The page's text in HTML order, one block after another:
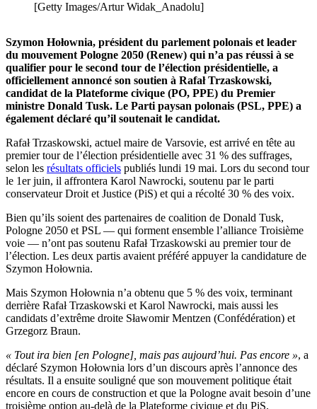
[Getty Images/Artur Widak_Anadolu]
Szymon Hołownia, président du parlement polonais et leader
du mouvement Pologne 2050 (Renew) qui n’a pas réussi à se
qualifier pour le second tour de l’élection présidentielle, a
officiellement annoncé son soutien à Rafał Trzaskowski,
candidat de la Plateforme civique (PO, PPE) du Premier
ministre Donald Tusk. Le Parti paysan polonais (PSL, PPE) a
également déclaré qu’il soutenait le candidat.
Rafał Trzaskowski, actuel maire de Varsovie, est arrivé en tête au
premier tour de l’élection présidentielle avec 31 % des suffrages,
selon les résultats officiels publiés lundi 19 mai. Lors du second tour
le 1er juin, il affrontera Karol Nawrocki, soutenu par le parti
conservateur Droit et Justice (PiS) et qui a récolté 30 % des voix.
Bien qu’ils soient des partenaires de coalition de Donald Tusk,
Pologne 2050 et PSL — qui forment ensemble l’alliance Troisième
voie — n’ont pas soutenu Rafał Trzaskowski au premier tour de
l’élection. Les deux partis avaient préféré appuyer la candidature de
Szymon Hołownia.
Mais Szymon Hołownia n’a obtenu que 5 % des voix, terminant
derrière Rafał Trzaskowski et Karol Nawrocki, mais aussi les
candidats d’extrême droite Sławomir Mentzen (Confédération) et
Grzegorz Braun.
« Tout ira bien [en Pologne], mais pas aujourd’hui. Pas encore », a
déclaré Szymon Hołownia lors d’un discours après l’annonce des
résultats. Il a ensuite souligné que son mouvement politique était
encore en cours de construction et que la Pologne avait besoin d’une
troisième option au-delà de la Plateforme civique et du PiS.